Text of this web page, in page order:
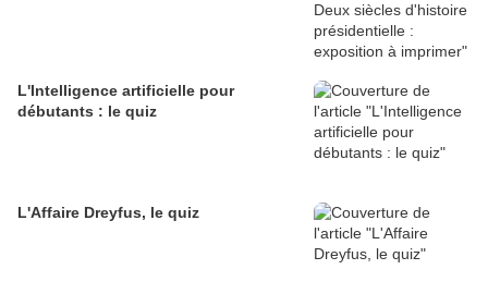
L'Intelligence artificielle pour
débutants : le quiz
L'Affaire Dreyfus, le quiz